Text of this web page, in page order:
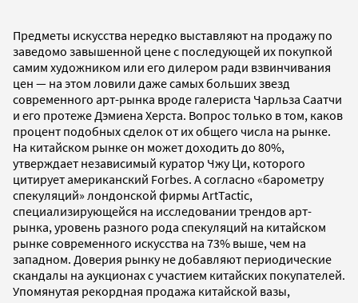
Предметы искусства нередко выставляют на продажу по
заведомо завышенной цене с последующей их покупкой
самим художником или его дилером ради взвинчивания
цен — на этом ловили даже самых больших звезд
современного арт-рынка вроде галериста Чарльза Саатчи
и его протеже Дэмиена Херста. Вопрос только в том, каков
процент подобных сделок от их общего числа на рынке.
На китайском рынке он может доходить до 80%,
утверждает независимый куратор Чжу Ци, которого
цитирует американский Forbes. А согласно «барометру
спекуляций» лондонской фирмы ArtTactic,
специализирующейся на исследовании трендов арт-
рынка, уровень разного рода спекуляций на китайском
рынке современного искусства на 73% выше, чем на
западном. Доверия рынку не добавляют периодические
скандалы на аукционах с участием китайских покупателей.
Упомянутая рекордная продажа китайской вазы,